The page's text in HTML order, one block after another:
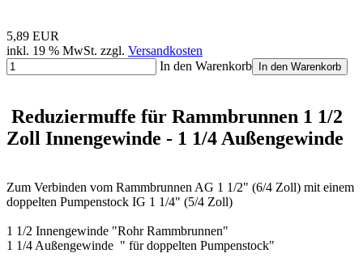
5,89 EUR
inkl. 19 % MwSt. zzgl. Versandkosten
In den Warenkorb
In den Warenkorb
Reduziermuffe für Rammbrunnen 1 1/2
Zoll Innengewinde - 1 1/4 Außengewinde
Zum Verbinden vom Rammbrunnen AG 1 1/2" (6/4 Zoll) mit einem
doppelten Pumpenstock IG 1 1/4" (5/4 Zoll)
1 1/2 Innengewinde "Rohr Rammbrunnen"
1 1/4 Außengewinde " für doppelten Pumpenstock"